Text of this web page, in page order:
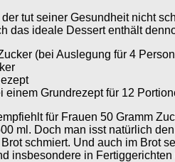
tut seiner Gesundheit nicht
das ideale Dessert enthält
(bei Auslegung für 4
Grundrezept für 12
für Frauen 50 Gramm
ml. Doch man isst natürlich
schmiert. Und auch im Brot
insbesondere in